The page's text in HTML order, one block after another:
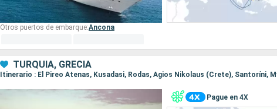
Otros puertos de embarque:Ancona
TURQUÍA, GRECIA
Itinerario : El Pireo Atenas, Kusadasi, Rodas, Agios Nikolaus (Crete), Santoríni,
Pague en 4X